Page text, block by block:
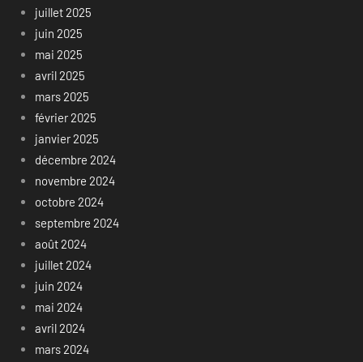
juillet 2025
juin 2025
mai 2025
avril 2025
mars 2025
février 2025
janvier 2025
décembre 2024
novembre 2024
octobre 2024
septembre 2024
août 2024
juillet 2024
juin 2024
mai 2024
avril 2024
mars 2024